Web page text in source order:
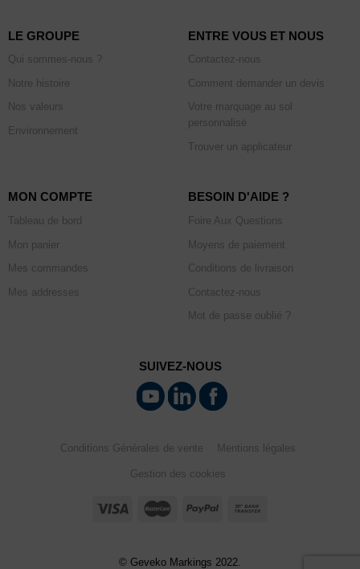
LE GROUPE
Qui sommes-nous ?
Notre histoire
Nos valeurs
Environnement
ENTRE VOUS ET NOUS
Contactez-nous
Comment demander un devis
Votre marquage au sol
personnalisé
Trouver un applicateur
MON COMPTE
Tableau de bord
Mon panier
Mes commandes
Mes addresses
BESOIN D'AIDE ?
Foire Aux Questions
Moyens de paiement
Conditions de livraison
Contactez-nous
Mot de passe oublié ?
SUIVEZ-NOUS
Conditions Générales de vente Mentions légales
Gestion des cookies
© Geveko Markings 2022.